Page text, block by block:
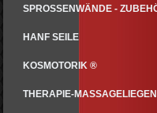
SPROSSENWÄNDE -
HANF SEILE
KOSMOTORIK ®
THERAPIE-MASSAGELIEGEN